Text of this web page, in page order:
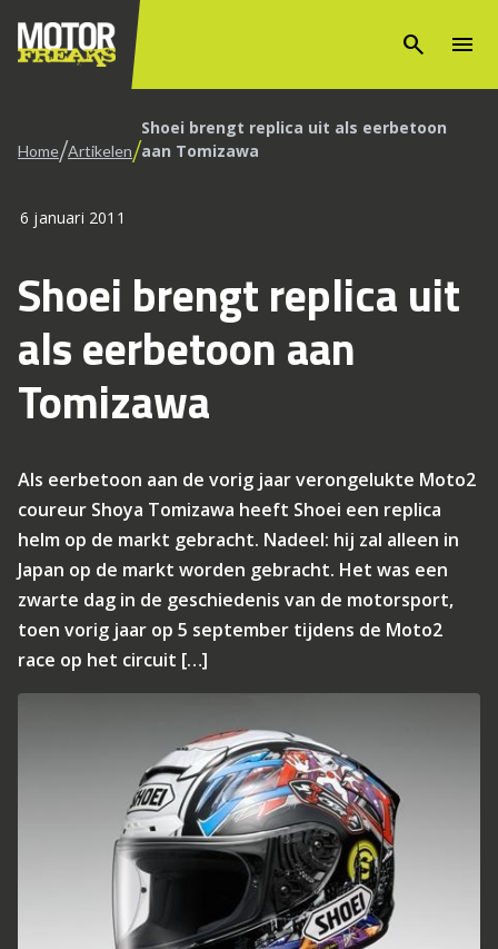
search menu
Home/Artikelen/Shoei brengt replica uit als eerbetoon
aan Tomizawa
6 januari 2011
Shoei brengt replica uit
als eerbetoon aan
Tomizawa
Als eerbetoon aan de vorig jaar verongelukte Moto2
coureur Shoya Tomizawa heeft Shoei een replica
helm op de markt gebracht. Nadeel: hij zal alleen in
Japan op de markt worden gebracht. Het was een
zwarte dag in de geschiedenis van de motorsport,
toen vorig jaar op 5 september tijdens de Moto2
race op het circuit […]